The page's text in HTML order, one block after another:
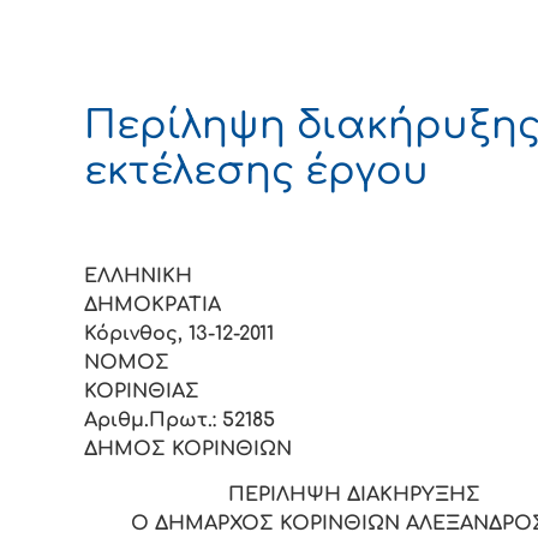
Περίληψη
εκτέλεσης έργου
ΕΛΛΗΝΙΚΗ
Κόρινθος, 13-12-2011
ΝΟΜΟΣ
Αριθμ.Πρωτ.: 52185
ΔΗΜΟΣ ΚΟΡΙΝΘΙΩΝ
ΠΕΡΙΛΗΨΗ ΔΙΑΚΗΡΥΞΗΣ
Ο ΔΗΜΑΡΧΟΣ ΚΟΡΙΝΘΙΩΝ